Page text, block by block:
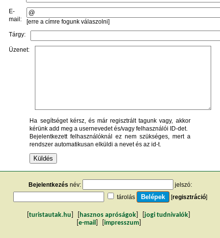
E-
mail:
[erre a címre fogunk válaszolni]
Tárgy:
Üzenet:
Ha segítséget kérsz, és már regisztrált tagunk vagy, akkor
kérünk add meg a usernevedet és/vagy felhasználói ID-det.
Bejelentkezett felhasználóknál ez nem szükséges, mert a
rendszer automatikusan elküldi a nevet és az id-t.
Bejelentkezés név:
jelszó:
tárolás
[regisztráció]
turistautak.hu hasznos apróságok jogi tudnivalók
e-mail impresszum]